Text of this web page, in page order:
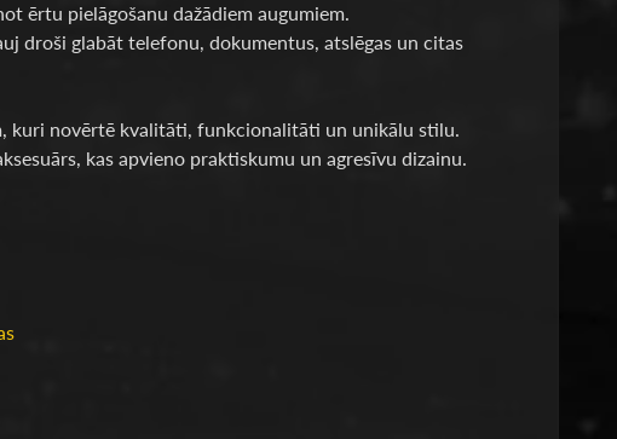
ērtu pielāgošanu dažādiem augumiem.
droši glabāt telefonu, dokumentus, atslēgas un citas
kuri novērtē kvalitāti, funkcionalitāti un unikālu stilu.
kas apvieno praktiskumu un agresīvu dizainu.